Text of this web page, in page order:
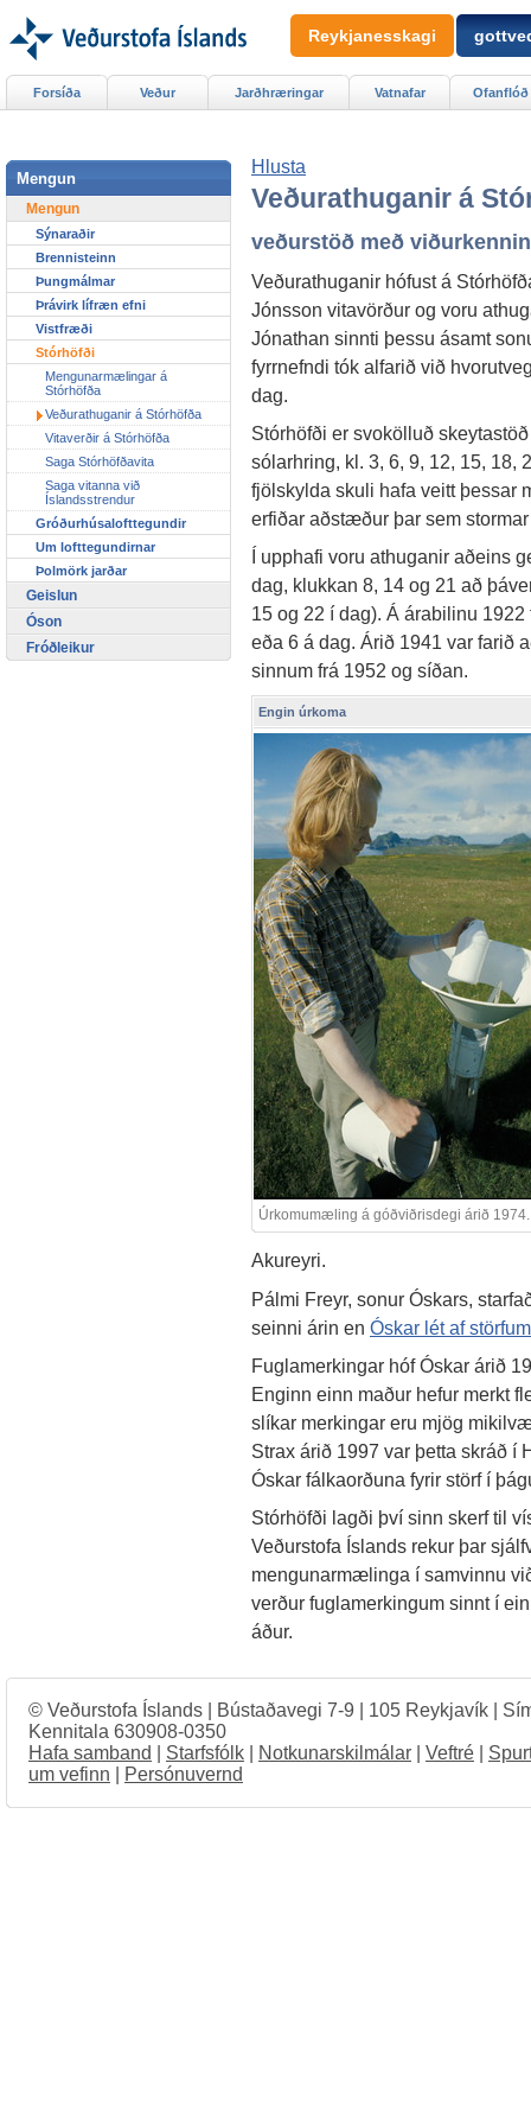
Hlusta
Veðurathuganir á
veðurstöð með
Veðurathuganir hófust á
Jónsson vitavörður og voru
Jónathan sinnti þessu ásamt
fyrrnefndi tók alfarið við
dag.
Stórhöfði er svokölluð
sólarhring, kl. 3, 6, 9, 12, 15, 18,
fjölskylda skuli hafa veitt
erfiðar aðstæður þar sem
Í upphafi voru athuganir aðeins
dag, klukkan 8, 14 og 21 að
15 og 22 í dag). Á árabilinu
eða 6 á dag. Árið 1941 var farið
sinnum frá 1952 og síðan.
Engin úrkoma
Úrkomumæling á góðviðrisdegi árið 1974.
Akureyri.
Pálmi Freyr, sonur Óskars,
seinni árin en Óskar lét af
Fuglamerkingar hóf Óskar árið
Enginn einn maður hefur merkt
slíkar merkingar eru mjög
Strax árið 1997 var þetta skráð í
Óskar fálkaorðuna fyrir störf í
Stórhöfði lagði því sinn skerf til
Veðurstofa Íslands rekur þar
mengunarmælinga í samvinnu
verður fuglamerkingum sinnt í
áður.
Forsíða Veður Jarðhræringar Vatnafar Ofanflóð
Mengun
Mengun
Sýnaraðir
Brennisteinn
Þungmálmar
Þrávirk lífræn efni
Vistfræði
Stórhöfði
Mengunarmælingar á
Stórhöfða
Veðurathuganir á Stórhöfða
Vitaverðir á Stórhöfða
Saga Stórhöfðavita
Saga vitanna við
Íslandsstrendur
Gróðurhúsalofttegundir
Um lofttegundirnar
Þolmörk jarðar
Geislun
Óson
Fróðleikur
Reykjanesskagi
© Veðurstofa Íslands | Bústaðavegi 7-9 | 105 Reykjavík |
Kennitala 630908-0350
Hafa samband
Starfsfólk Notkunarskilmálar Veftré
um vefinn
Persónuvernd